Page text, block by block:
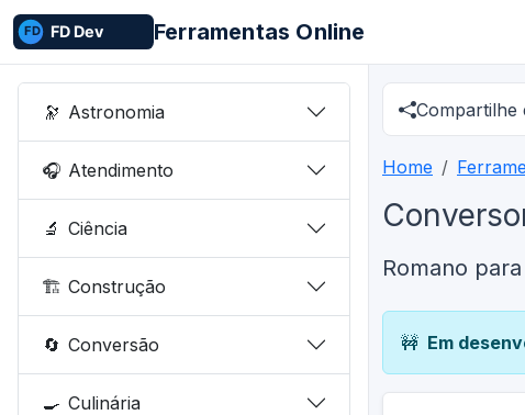
Ferramentas Online
🔭 Astronomia
🎧 Atendimento
🔬 Ciência
🏗️ Construção
🔄 Conversão
🍳 Culinária
Compartilhe
Home
Romano
🚧 Em